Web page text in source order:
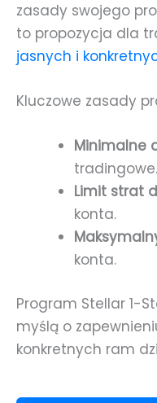
zasady swojego
to propozycja dla
jasnych i
Kluczowe zasady
Minimalne
tradingowe.
Limit strat
konta.
konta.
Program Stellar 1-
myślą o
konkretnych ram